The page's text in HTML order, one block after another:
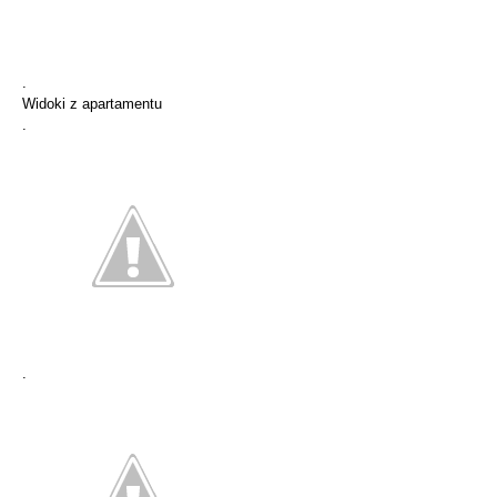
.
Widoki z apartamentu
.
.